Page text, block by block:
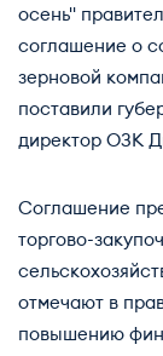
осень"
соглашение о
зерновой
поставили
директор ОЗК
Соглашение
торгово-
отмечают в
повышению